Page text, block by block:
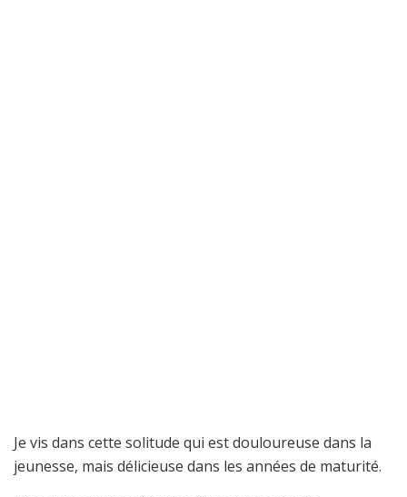
Je vis dans cette solitude qui est douloureuse dans la
jeunesse, mais délicieuse dans les années de maturité.